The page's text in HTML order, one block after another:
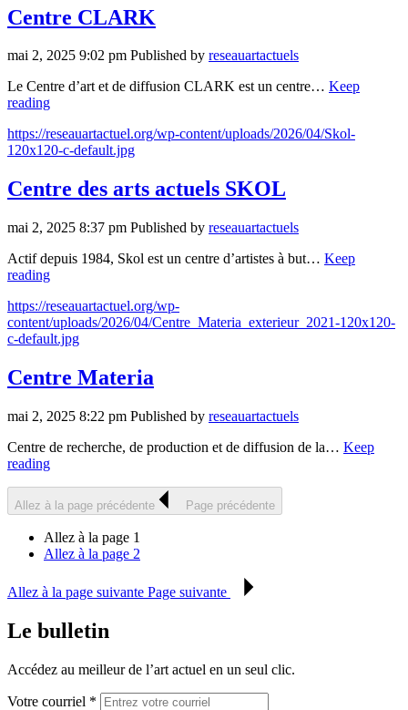
Centre CLARK
mai 2, 2025 9:02 pm Published by reseauartactuels
Le Centre d’art et de diffusion CLARK est un centre… Keep
reading
https://reseauartactuel.org/wp-content/uploads/2026/04/Skol-
120x120-c-default.jpg
Centre des arts actuels SKOL
mai 2, 2025 8:37 pm Published by reseauartactuels
Actif depuis 1984, Skol est un centre d’artistes à but… Keep
reading
https://reseauartactuel.org/wp-
content/uploads/2026/04/Centre_Materia_exterieur_2021-120x120-
c-default.jpg
Centre Materia
mai 2, 2025 8:22 pm Published by reseauartactuels
Centre de recherche, de production et de diffusion de la… Keep
reading
Allez à la page précédente Page précédente
Allez à la page 1
Allez à la page 2
Allez à la page suivante Page suivante
Le bulletin
Accédez au meilleur de l’art actuel en un seul clic.
Votre courriel *